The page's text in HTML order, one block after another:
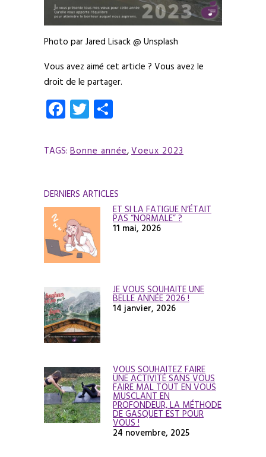
Photo par Jared Lisack @ Unsplash
Vous avez aimé cet article ? Vous avez le
droit de le partager.
Facebook
Twitter
TAGS: Bonne année,Voeux 2023
DERNIERS ARTICLES
ET SI LA FATIGUE N’ÉTAIT
PAS “NORMALE” ?
11 mai, 2026
JE VOUS SOUHAITE UNE
BELLE ANNÉE 2026 !
14 janvier, 2026
VOUS SOUHAITEZ FAIRE
UNE ACTIVITÉ SANS VOUS
FAIRE MAL TOUT EN VOUS
MUSCLANT EN
PROFONDEUR, LA MÉTHODE
DE GASQUET EST POUR
VOUS !
24 novembre, 2025